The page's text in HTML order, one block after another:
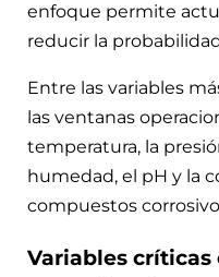
enfoque permite
reducir la
Entre las variables
las ventanas
temperatura, la
humedad, el pH y la
compuestos
Variables críticas